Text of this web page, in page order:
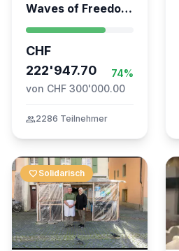
Waves of Freedom
the Global
Movement to Gaza
CHF
222'947.70
74%
von CHF 300'000.00
group2286 Teilnehmer
favorite Solidarisch